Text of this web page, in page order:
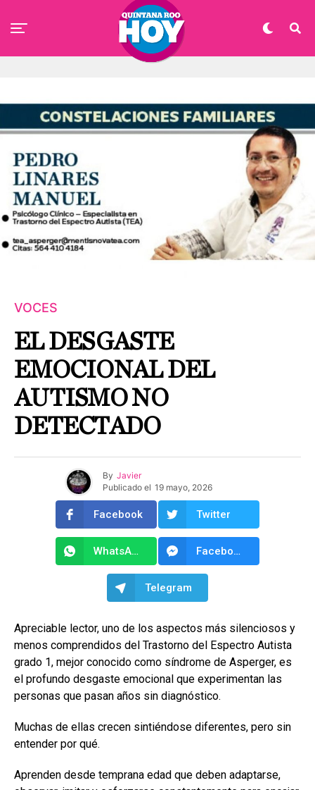
VOCES
EL DESGASTE
EMOCIONAL DEL
AUTISMO NO
DETECTADO
By Javier
Publicado el 19 mayo, 2026
Facebook Twitter
WhatsApp Facebook Messenger
Telegram
Apreciable lector, uno de los aspectos más silenciosos y
menos comprendidos del Trastorno del Espectro Autista
grado 1, mejor conocido como síndrome de Asperger, es
el profundo desgaste emocional que experimentan las
personas que pasan años sin diagnóstico.
Muchas de ellas crecen sintiéndose diferentes, pero sin
entender por qué.
Aprenden desde temprana edad que deben adaptarse,